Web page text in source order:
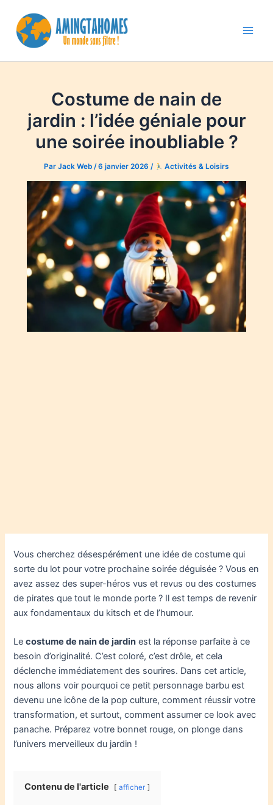
contenu
Costume de nain de
jardin : l’idée géniale pour
une soirée inoubliable ?
Par Jack Web /6 janvier 2026 / Activités & Loisirs
Vous cherchez désespérément une idée de costume qui
sorte du lot pour votre prochaine soirée déguisée ? Vous en
avez assez des super-héros vus et revus ou des costumes
de pirates que tout le monde porte ? Il est temps de revenir
aux fondamentaux du kitsch et de l’humour.
Lecostume de nain de jardin est la réponse parfaite à ce
besoin d’originalité. C’est coloré, c’est drôle, et cela
déclenche immédiatement des sourires. Dans cet article,
nous allons voir pourquoi ce petit personnage barbu est
devenu une icône de la pop culture, comment réussir votre
transformation, et surtout, comment assumer ce look avec
panache. Préparez votre bonnet rouge, on plonge dans
l’univers merveilleux du jardin !
Contenu de l'article afficher